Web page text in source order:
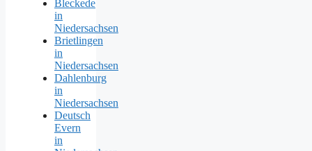
Bleckede
in
Niedersachsen
Brietlingen
in
Niedersachsen
Dahlenburg
in
Niedersachsen
Deutsch
Evern
in